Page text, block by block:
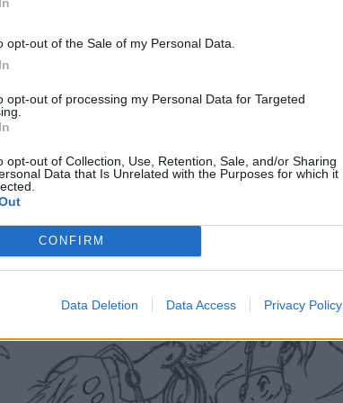
opt-out of the Sale of my Personal Data.
opt-out of processing my Personal Data for Targeted
opt-out of Collection, Use, Retention, Sale, and/or Sharing
Data that Is Unrelated with the Purposes for which it
CONFIRM
Data Deletion Data Access Privacy Policy
χώρας. Σα να μην έφταναν τα μετεμφύλια
ο Α. Σαμαράς έδειξε πως
εμπάθεια σε σημείο εμμονής.